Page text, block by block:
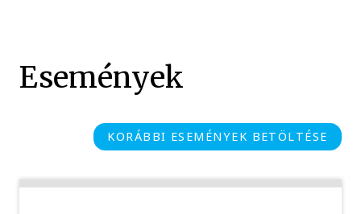
Események
KORÁBBI ESEMÉNYEK BETÖLTÉSE